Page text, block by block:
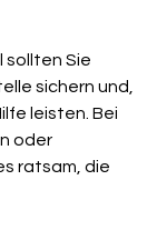
sollten Sie
sichern und,
leisten. Bei
oder
ratsam, die